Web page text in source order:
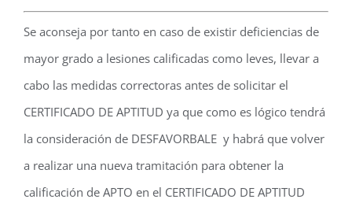
Se aconseja por tanto en caso de existir deficiencias de
mayor grado a lesiones calificadas como leves, llevar a
cabo las medidas correctoras antes de solicitar el
CERTIFICADO DE APTITUD ya que como es lógico tendrá
la consideración de DESFAVORBALE y habrá que volver
a realizar una nueva tramitación para obtener la
calificación de APTO en el CERTIFICADO DE APTITUD